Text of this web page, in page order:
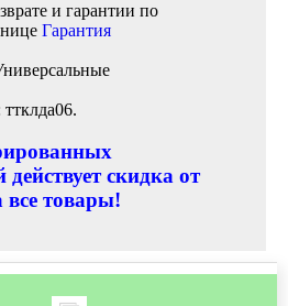
и гарантии по
Гарантия
действует скидка от
товары!